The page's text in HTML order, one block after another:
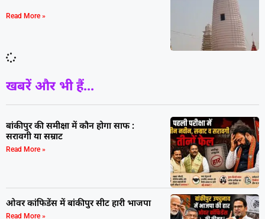
Read More »
खबरें और भी हैं...
बांकीपुर की समीक्षा में कौन होगा साफ :
सरावगी या सम्राट
Read More »
ओवर कांफिडेंस में बांकीपुर सीट हारी भाजपा
Read More »